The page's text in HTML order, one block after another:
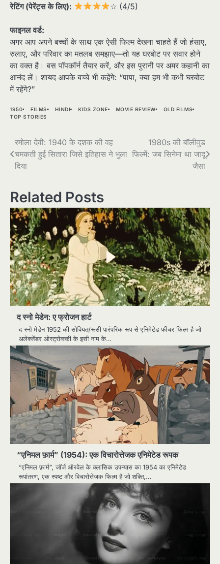
रेटिंग (पेरेंट्स के लिए): ☆ (4/5)
फाइनल वर्ड:
अगर आप अपने बच्चों के साथ एक ऐसी फिल्म देखना चाहते हैं जो हंसाए,
रुलाए, और परिवार का मतलब समझाए—तो यह घरबोट पर सवार होने
का वक्त है। बस पॉपकॉर्न तैयार करें, और इस पुरानी पर अमर कहानी का
आनंद लें। शायद आपके बच्चे भी कहेंगे: “पापा, क्या हम भी कभी घरबोट
में रहेंगे?”
1950 FILMS HINDI KIDS ZONE MOVIE REVIEW
OLD FILMS
TOP STORIES
Post
navigation
रमोला देवी: 1940 के दशक की वह
चमकती हुई सितारा जिसे इतिहास ने भुला
दिया
1980s की बॉलीवुड
फिल्में: जब सिनेमा था जादू
जैसा
Related Posts
द स्नो मेडेन: ए फ्रोजन हार्ट
द स्नो मेडेन 1952 की सोवियत/रूसी पारंपरिक रूप से एनिमेटेड फीचर फिल्म है जो
अलेक्जेंडर ओस्ट्रोव्स्की के इसी नाम के…
“एनिमल फ़ार्म” (1954): एक विचारोत्तेजक एनिमेटेड रूपक
“एनिमल फ़ार्म”, जॉर्ज ऑरवेल के क्लासिक उपन्यास का 1954 का एनिमेटेड
रूपांतरण, एक स्पष्ट और विचारोत्तेजक फिल्म है जो शक्ति,…